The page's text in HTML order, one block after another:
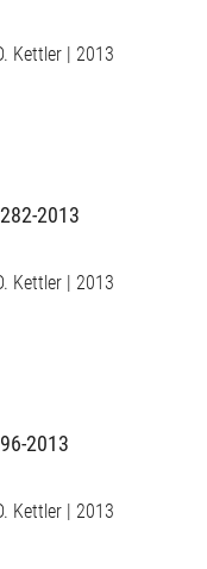
Kettler | 2013
Kettler | 2013
Kettler | 2013